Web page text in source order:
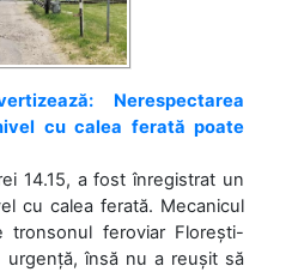
Nerespectarea
cu calea ferată poate
14.15, a fost înregistrat un
cu calea ferată. Mecanicul
feroviar Florești-
urgență, însă nu a reușit să